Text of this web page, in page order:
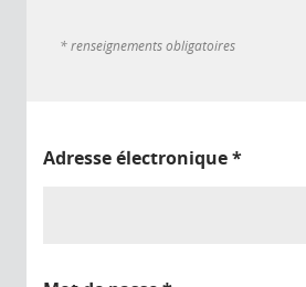
* renseignements obligatoires
Adresse électronique*